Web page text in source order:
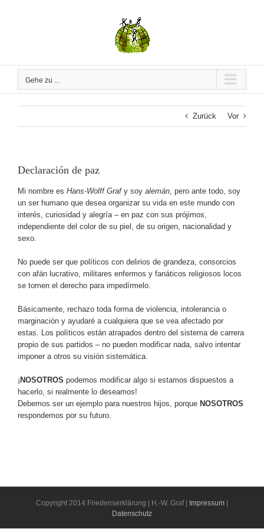
Gehe zu ...
Zurück Vor
Declaración de paz
Mi nombre es Hans-Wolff Grafy soy alemán, pero ante todo, soy
un ser humano que desea organizar su vida en este mundo con
interés, curiosidad y alegría – en paz con sus prójimos,
independiente del color de su piel, de su origen, nacionalidad y
sexo.
No puede ser que políticos con delirios de grandeza, consorcios
con afán lucrativo, militares enfermos y fanáticos religiosos locos
se tomen el derecho para impedírmelo.
Básicamente, rechazo toda forma de violencia, intolerancia o
marginación y ayudaré a cualquiera que se vea afectado por
estas. Los políticos están atrapados dentro del sistema de carrera
propio de sus partidos – no pueden modificar nada, salvo intentar
imponer a otros su visión sistemática.
¡ NOSOTROS podemos modificar algo si estamos dispuestos a
hacerlo, si realmente lo deseamos!
Debemos ser un ejemplo para nuestros hijos, porque NOSOTROS
respondemos por su futuro.
Copyright 2014 Friedenserklärung | H.-W. Graf | Impressum
Datenschutz